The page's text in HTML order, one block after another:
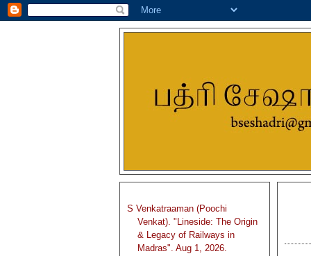
S Venkatraaman (Poochi
Venkat). "Lineside: The Origin
& Legacy of Railways in
Madras". Aug 1, 2026.